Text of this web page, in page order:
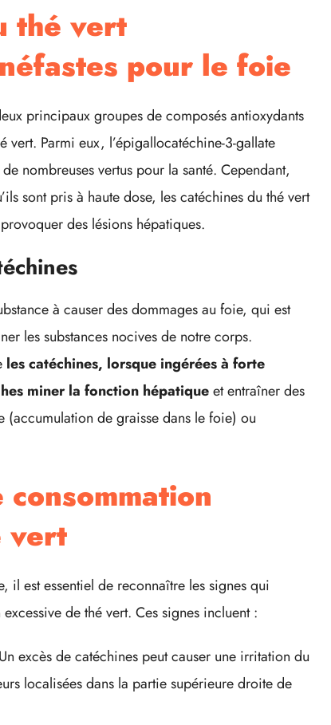
thé vert
pour le foie
principaux groupes de composés antioxydants
vert. Parmi eux, l’épigallocatéchine-3-gallate
nombreuses vertus pour la santé. Cependant,
sont pris à haute dose, les catéchines du thé vert
des lésions hépatiques.
à causer des dommages au foie, qui est
les substances nocives de notre corps.
les catéchines, lorsque ingérées à forte
miner la fonction hépatiqueet entraîner des
(accumulation de graisse dans le foie) ou
consommation
vert
est essentiel de reconnaître les signes qui
de thé vert. Ces signes incluent :
Un excès de catéchines peut causer une irritation du
localisées dans la partie supérieure droite de